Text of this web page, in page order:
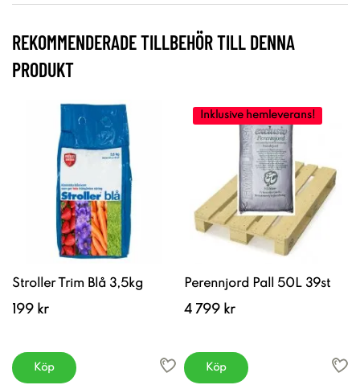
REKOMMENDERADE TILLBEHÖR TILL DENNA
PRODUKT
Stroller Trim Blå 3,5kg
199 kr
Köp
Inklusive hemleverans!
Perennjord Pall 50L 39st
4 799 kr
Köp